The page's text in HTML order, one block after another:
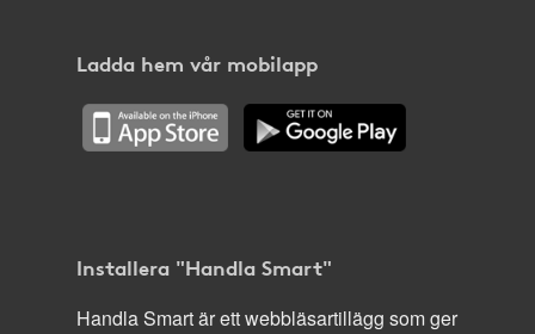
Ladda hem vår mobilapp
Installera "Handla Smart"
Handla Smart är ett webbläsartillägg som ger